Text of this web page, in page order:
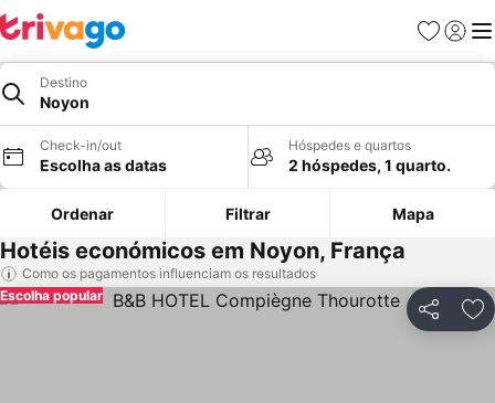
Favoritos
Iniciar
Destino
Noyon
Check-in/out
Escolha as datas
Hóspedes e quartos
2 hóspedes, 1 quarto.
Ordenar Filtrar Mapa
Hotéis económicos em Noyon, França
Como os pagamentos influenciam os resultados
Partilhar
Escolha popular